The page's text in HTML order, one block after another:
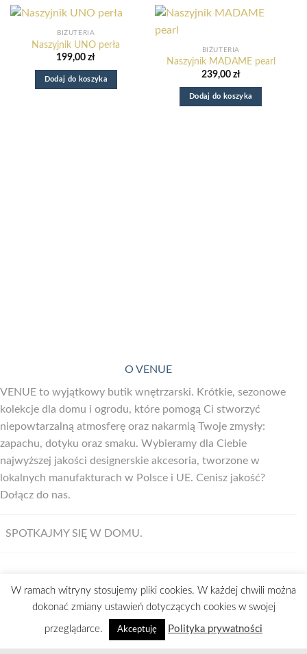
BIŻUTERIA
Naszyjnik UNO perła
199,00zł
Dodaj do koszyka
BIŻUTERIA
Naszyjnik MADAME pearl
239,00 zł
Dodaj do koszyka
O VENUE
VENUE to wyjątkowy butik wnętrzarski. Krótkie, sezonowe
kolekcje dla domu i ogrodu, które pomogą Ci stworzyć
niepowtarzalną atmosferę oraz nakarmią Twoje zmysły:
zapachu, dotyku oraz smaku. Wybieramy dla Ciebie
najwyższej jakości designerskie akcesoria, tworzone w
lokalnych manufakturach w Polsce i UE. Cenisz jakość?
Dołącz do nas.
SPOTKAJMY SIĘ W DOMU.
Visa MasterCardBank
Transfer
Maestro PayU
STRONA GŁÓWNA REGULAMIN
ODSTĄPIENIE OD UMOWY
POLITYKA PRYWATNOŚCI
W ramach witryny stosujemy pliki cookies. W każdej chwili można
dokonać zmiany ustawień dotyczących cookies w swojej
przeglądarce. Akceptuję Polityka prywatności